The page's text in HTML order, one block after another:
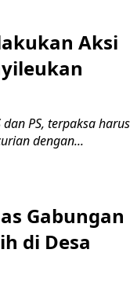
Aksi
dan PS, terpaksa harus
dengan...
Gabungan
di Desa